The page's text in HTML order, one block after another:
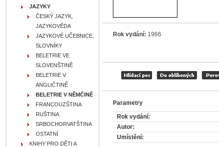
Rok vydání: 1966
Parametry
Rok vydání:
Autor:
Umístění:
JAZYKY
ČESKÝ JAZYK,
JAZYKOVĚDA
JAZYKOVÉ UČEBNICE,
SLOVNÍKY
BELETRIE VE
SLOVENŠTINĚ
BELETRIE V
ANGLIČTINĚ
BELETRIE V NĚMČINĚ
FRANCOUZŠTINA
RUŠTINA
SRBOCHORVATŠTINA
OSTATNÍ
KNIHY PRO DĚTI A